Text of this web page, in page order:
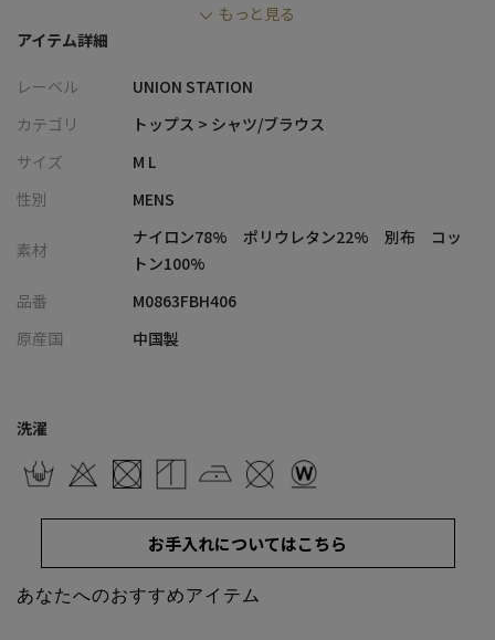
・ハニカム調の凹凸感があるオリジナルのドビージャージ素材を
採用し、シンプルながらも表情豊かな仕上がりに
随を許さない圧倒的なストレッチ性を実現
・凹凸組織が肌への接触面積を最小限に抑え、汗をかいても肌に
・ナイロンベースの軽やかでタフな質感でありながら、ブランド
らしいクリーンで端正なシャツの仕立てをキープ
・自宅で手軽にお手入れができ、シワにもなりにくい夏に嬉しい
ハンドウォッシャブル仕様
引き締めるブラックの洗練された3色展開
・フロントボタンを開けてインナーの白Tシャツにサラリと羽織れ
ば、抜群の動きやすさを活かしたアクティブな大人の休日スタイ
ルが完成
・カーキにはベージュのチノパンやハーフパンツを合わせ、ラフ
さを抑えた上品なアースカラーコーディネートに
・圧倒的な軽さと高伸縮性を活かして、夏の長距離移動や出張、
ドライブなど、きちんと見せつつリラックスしたいシーンの相棒
もっと見る
アイテム詳細
レーベル
UNION STATION
カテゴリ
トップス > シャツ/ブラウス
サイズ
M L
性別
MENS
素材
ナイロン78% ポリウレタン22% 別布 コッ
トン100%
品番
M0863FBH406
原産国
中国製
洗濯
お手入れについてはこちら
あなたへのおすすめアイテム